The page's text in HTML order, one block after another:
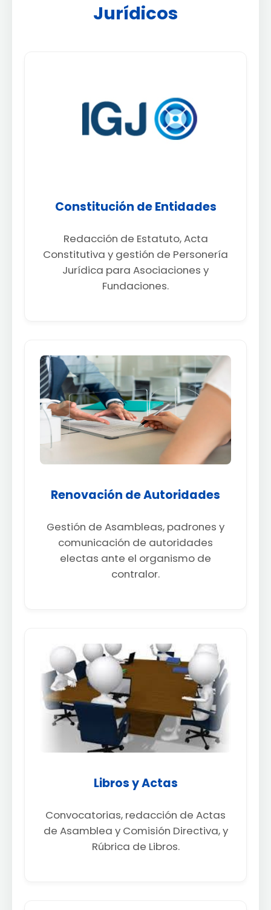
Jurídicos
Constitución de Entidades
Redacción de Estatuto, Acta
Constitutiva y gestión de Personería
Jurídica para Asociaciones y
Fundaciones.
Renovación de Autoridades
Gestión de Asambleas, padrones y
comunicación de autoridades
electas ante el organismo de
contralor.
Libros y Actas
Convocatorias, redacción de Actas
de Asamblea y Comisión Directiva, y
Rúbrica de Libros.